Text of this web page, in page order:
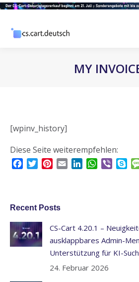
MY
[wpinv_history]
Diese Seite weiterempfehlen:
Facebook
TwitterPinterest
Email LinkedInWhatsApp
Viber
Recent Posts
CS-Cart 4.20.1 –
ausklappbares Admin-
Unterstützung für KI-
24. Februar 2026